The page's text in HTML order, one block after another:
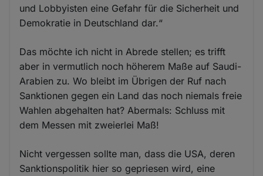
und Lobbyisten eine Gefahr für die Sicherheit und
Demokratie in Deutschland dar.“
Das möchte ich nicht in Abrede stellen; es trifft
aber in vermutlich noch höherem Maße auf Saudi-
Arabien zu. Wo bleibt im Übrigen der Ruf nach
Sanktionen gegen ein Land das noch niemals freie
Wahlen abgehalten hat? Abermals: Schluss mit
dem Messen mit zweierlei Maß!
Nicht vergessen sollte man, dass die USA, deren
Sanktionspolitik hier so gepriesen wird, eine